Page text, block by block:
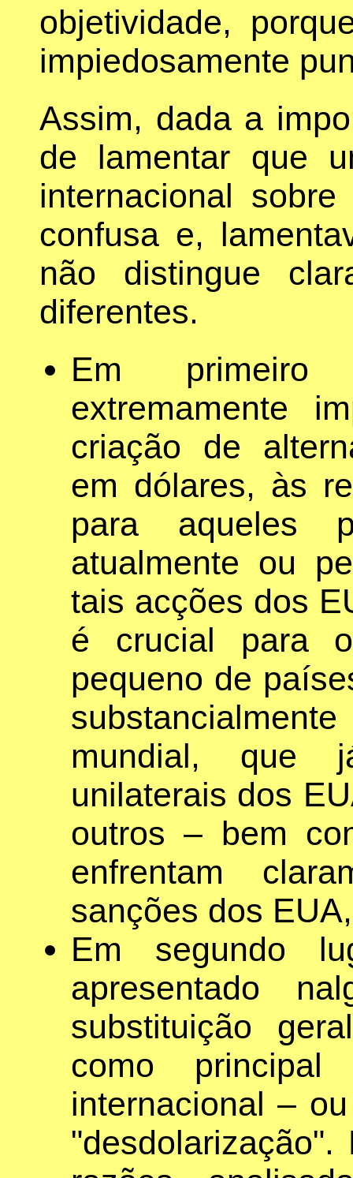
objetividade,
impiedosamente
Assim, dada a
de lamentar que
internacional
confusa e,
não distingue
diferentes.
Em
extremamente
criação de
em dólares, às
para aqueles
atualmente ou
tais acções dos
é crucial para o
pequeno de
mundial, que
unilaterais dos
outros – bem
enfrentam
sanções dos
Em segundo
apresentado
substituição
como
internacional –
"desdolarização".